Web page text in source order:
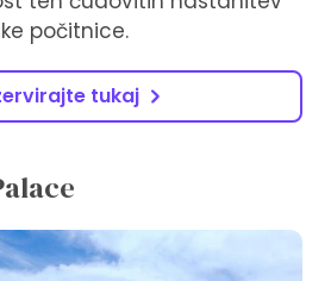
počitnice.
tukaj